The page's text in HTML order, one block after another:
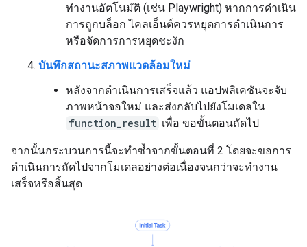
ทำงานอัตโนมัติ (เช่น Playwright) หากการดำเนิน
การถูกบล็อก ไคลเอ็นต์ควรหยุดการดำเนินการ
หรือจัดการการหยุดชะงัก
บันทึกสถานะสภาพแวดล้อมใหม่
หลังจากดำเนินการเสร็จแล้ว แอปพลิเคชันจะจับ
ภาพหน้าจอใหม่ และส่งกลับไปยังโมเดลใน
function_result เพื่อ ขอขั้นตอนถัดไป
จากนั้นกระบวนการนี้จะทำซ้ำจากขั้นตอนที่ 2 โดยจะขอการ
ดำเนินการถัดไปจากโมเดลอย่างต่อเนื่องจนกว่าจะทำงาน
เสร็จหรือสิ้นสุด